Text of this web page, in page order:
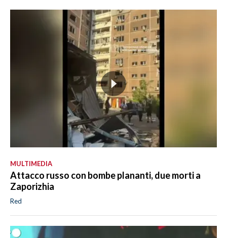
MULTIMEDIA
Attacco russo con bombe plananti, due morti a
Zaporizhia
Red